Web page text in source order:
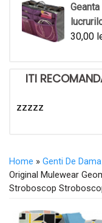
30,00
ITI
zzzzz
Home » Genti De Dama
Original Mulewear
Stroboscop